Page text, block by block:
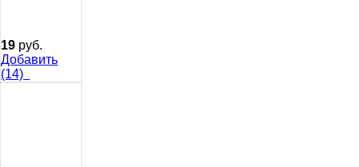
19 руб.
Добавить
(14)